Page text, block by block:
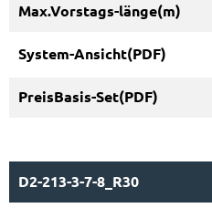
D2-213-3-7-8_R30